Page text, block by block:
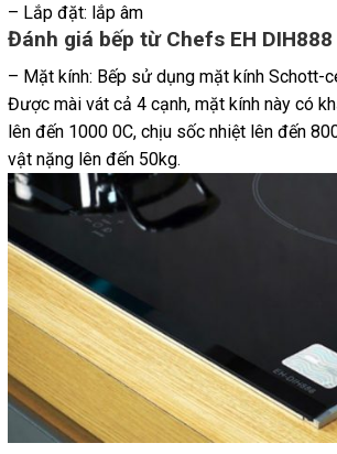
– Lắp đặt: lắp âm
Đánh giá bếp từ Chefs EH
– Mặt kính: Bếp sử dụng mặt kính Schott-
Được mài vát cả 4 cạnh, mặt kính này có
lên đến 1000 0C, chịu sốc nhiệt lên đến
vật nặng lên đến 50kg.